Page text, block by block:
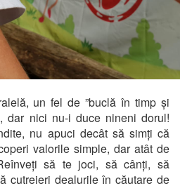
un fel de ”buclă în timp și
dar nici nu-i duce nineni dorul!
nu apuci decât să simți că
valorile simple, dar atât de
să te joci, să cânți, să
cutreieri dealurile în căutare de